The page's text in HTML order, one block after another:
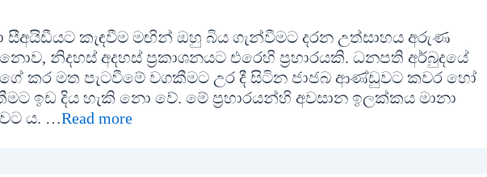
සීඅයිඩීයට කැඳවීම මඟින් ඔහු බිය ගැන්වීමට දරන උත්සාහය අරුණ
නිදහස් අදහස් ප්‍රකාශනයට එරෙහි ප්‍රහාරයකි. ධනපති අර්බුදයේ
කර මත පැටවීමේ වගකීමට උර දී සිටින ජාජබ ආණ්ඩුවට කවර හෝ
ඉඩ දිය හැකි නො වේ. මේ ප්‍රහාරයන්හි අවසාන ඉලක්කය මානා
ය. …Read more